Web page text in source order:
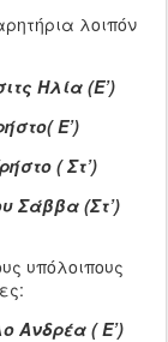
λοιπόν
Ηλία (Ε’)
Ε’)
( Στ’)
Σάββα (Στ’)
υπόλοιπους
Ανδρέα ( Ε’)